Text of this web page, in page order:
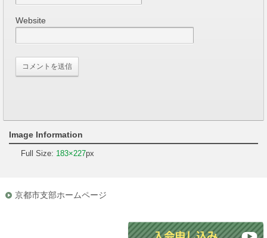
Website
Image Information
Full Size: 183×227px
京都市支部ホームページ